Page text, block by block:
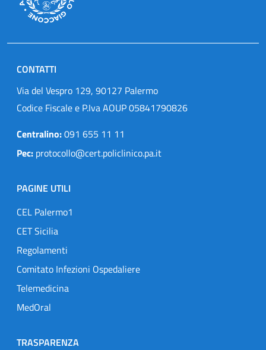
CONTATTI
Via del Vespro 129, 90127 Palermo
Codice Fiscale e P.Iva AOUP 05841790826
Centralino:091 655 11 11
Pec: protocollo@cert.policlinico.pa.it
PAGINE UTILI
CEL Palermo1
CET Sicilia
Regolamenti
Comitato Infezioni Ospedaliere
Telemedicina
MedOral
TRASPARENZA